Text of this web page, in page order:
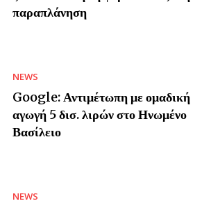
παραπλάνηση
NEWS
Google: Αντιμέτωπη με ομαδική
αγωγή 5 δισ. λιρών στο Ηνωμένο
Βασίλειο
NEWS